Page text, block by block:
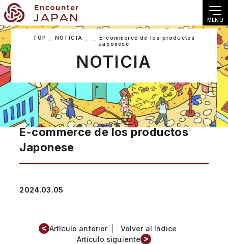
MENU
TOP NOTICIA
E-commerce de los productos
Japonese
NOTICIA
E-commerce de los productos
Japonese
2024.03.05
< Artículo anterior
Volver al índice
Artículo siguiente >